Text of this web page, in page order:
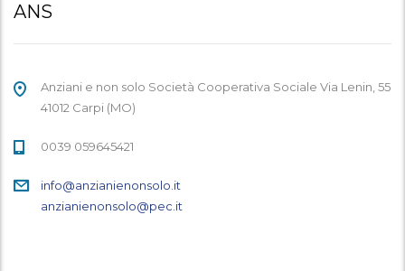
ANS
Anziani e non solo Società Cooperativa Sociale Via Lenin, 55
41012 Carpi (MO)
0039 059645421
info@anzianienonsolo.it
anzianienonsolo@pec.it